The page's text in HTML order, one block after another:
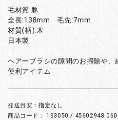
毛材質:豚
全長:138mm 毛先:7mm
材質(柄):木
日本製
ヘアーブラシの隙間のお掃除や、
便利アイテム
発送目安：指定なし
商品コード：133050 / 45602948